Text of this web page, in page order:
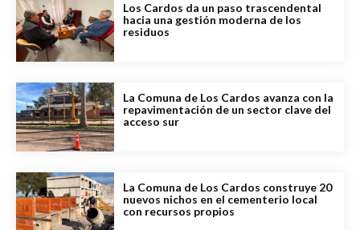
Los Cardos da un paso trascendental
hacia una gestión moderna de los
residuos
La Comuna de Los Cardos avanza con la
repavimentación de un sector clave del
acceso sur
La Comuna de Los Cardos construye 20
nuevos nichos en el cementerio local
con recursos propios